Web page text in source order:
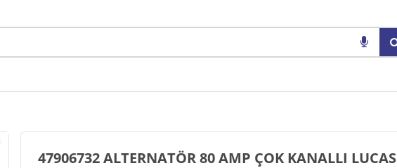
47906732 ALTERNATÖR 80 AMP ÇOK KANALLI LUCAS